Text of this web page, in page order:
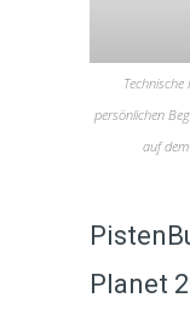
persönlichen
auf
Planet